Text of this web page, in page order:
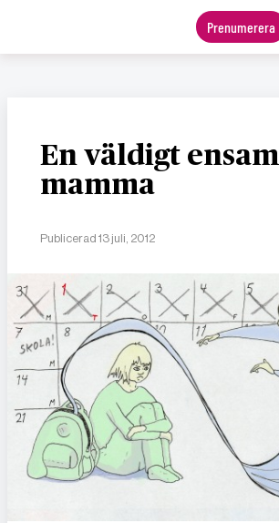
Prenumerera
En väldigt ensam
mamma
Publicerad 13 juli, 2012